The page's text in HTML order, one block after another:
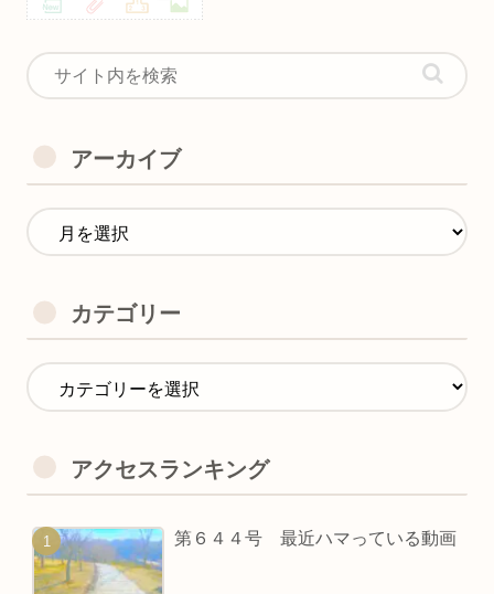
アーカイブ
カテゴリー
アクセスランキング
第６４４号 最近ハマっている動画